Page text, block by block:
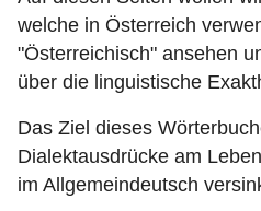
welche in Österreich
"Österreichisch" ansehen
über die linguistische
Das Ziel dieses
Dialektausdrücke am
im Allgemeindeutsch